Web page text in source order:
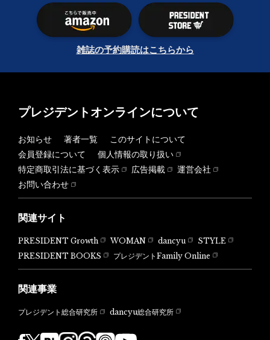
雑誌の予約購読はこちらから
プレジデントオンラインについて
お知らせ 著者一覧
このサイトについて
会員登録について
個人情報の取り扱い
特定商取引法に基づく表示
広告掲載
運営会社
お問い合わせ
関連サイト
PRESIDENT Growth WOMAN dancyu
STYLE
PRESIDENT BOOKS
プレジデントFamily Online
関連事業
プレジデント総合研究所 dancyu総合研究所